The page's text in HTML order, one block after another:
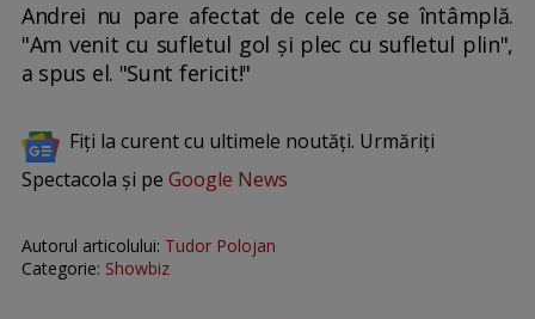
Andrei nu pare afectat de cele ce se întâmplă.
"Am venit cu sufletul gol și plec cu sufletul plin",
a spus el. "Sunt fericit!"
Fiți la curent cu ultimele noutăți. Urmăriți
Spectacola și pe Google News
Autorul articolului: Tudor Polojan
Categorie: Showbiz